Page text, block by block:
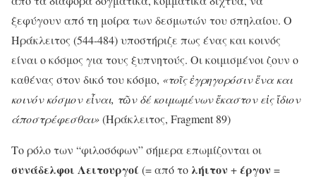
ξεφύγουν από τη μοίρα των δεσμωτών του σπηλαίου. Ο
Ηράκλειτος (544-484) υποστήριζε πως ένας και κοινός
είναι ο κόσμος για τους ξυπνητούς. Οι κοιμισμένοι ζουν ο
καθένας στον δικό του κόσμο, «τοῖςἐγρηγορόσινἕνα και
κοινόν κόσμον εἶναι, τῶν δέ κοιμωμένων ἕκαστον εἰς ἴδιον
άποστρέφεσθαι»(Ηράκλειτος, Fragment 89)
Το ρόλο των “φιλοσόφων” σήμερα επωμίζονται οι
συνάδελφοι Λειτουργοί (= από το λήιτον +έργον =